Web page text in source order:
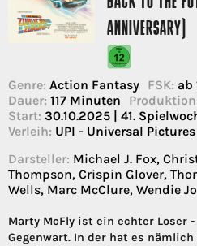
ANNIVERSARY)
Genre: Action Fantasy FSK: ab
Dauer: 117 Minuten
Start: 30.10.2025 | 41.
Verleih: UPI - Universal Pictures
Darsteller: Michael J. Fox,
Thompson, Crispin Glover,
Wells, Marc McClure, Wendie
Marty McFly ist ein echter Loser
Gegenwart. In der hat es